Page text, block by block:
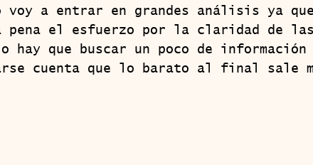
a entrar en grandes análisis ya
pena el esfuerzo por la claridad de
hay que buscar un poco de información
cuenta que lo barato al final sale